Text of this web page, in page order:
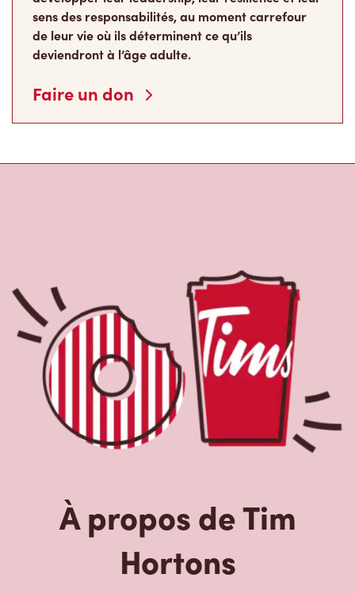
sens des responsabilités, au moment carrefour
de leur vie où ils déterminent ce qu’ils
deviendront à l’âge adulte.
Faire un don
À propos de Tim
Hortons